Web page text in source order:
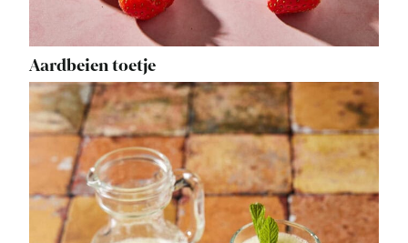
Aardbeien toetje